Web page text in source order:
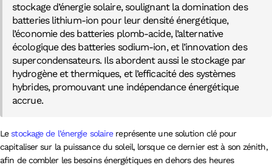
stockage d’énergie solaire, soulignant la domination des
batteries lithium-ion pour leur densité énergétique,
l’économie des batteries plomb-acide, l’alternative
écologique des batteries sodium-ion, et l’innovation des
supercondensateurs. Ils abordent aussi le stockage par
hydrogène et thermiques, et l’efficacité des systèmes
hybrides, promouvant une indépendance énergétique
accrue.
Lestockage de l’énergie solairereprésente une solution clé pour
capitaliser sur la puissance du soleil, lorsque ce dernier est à son zénith,
afin de combler les besoins énergétiques en dehors des heures